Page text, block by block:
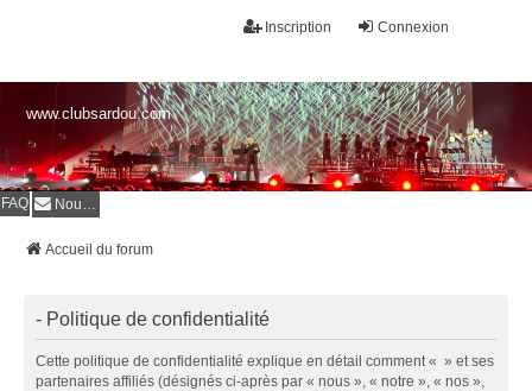
Connexion
Inscription
www.clubsardou.com
FAQ Nous contacter
Accueil du forum
- Politique de confidentialité
Cette politique de confidentialité explique en détail comment « » et ses
partenaires affiliés (désignés ci-après par « nous », « notre », « nos »,